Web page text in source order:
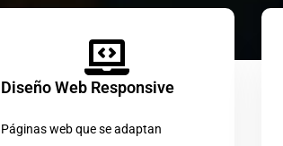
Diseño Web Responsive
Páginas web que se adaptan